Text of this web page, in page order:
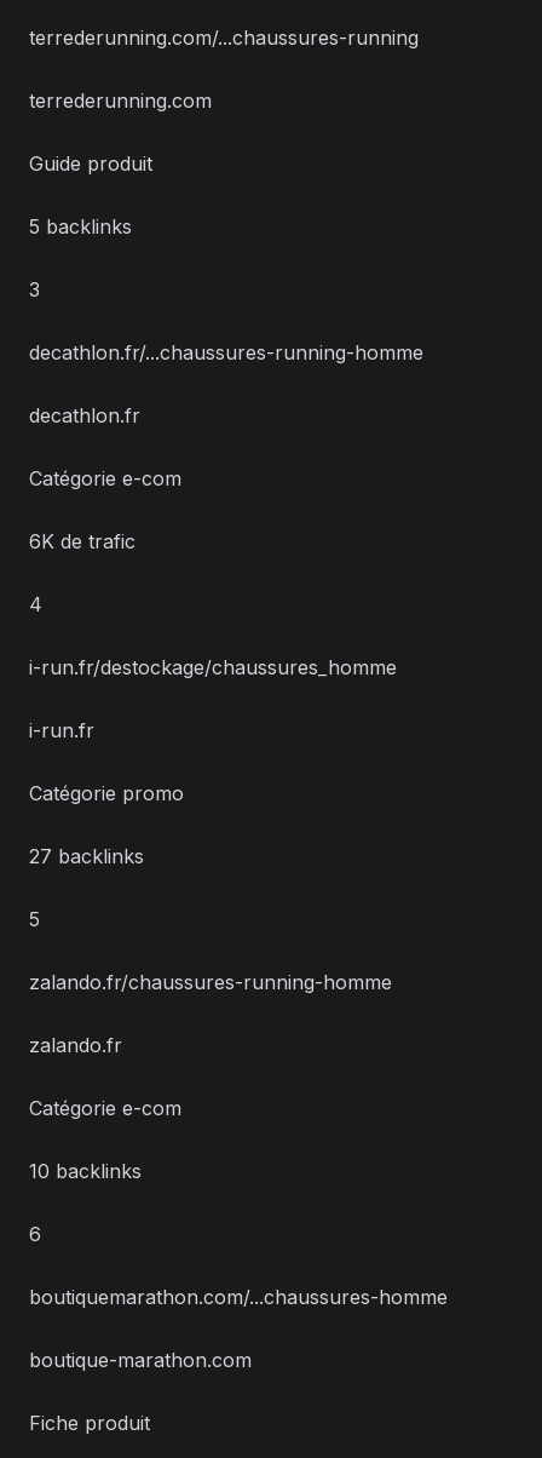
terrederunning.com/...chaussures-running
terrederunning.com
Guide produit
5 backlinks
3
decathlon.fr/...chaussures-running-homme
decathlon.fr
Catégorie e-com
6K de trafic
4
i-run.fr/destockage/chaussures_homme
i-run.fr
Catégorie promo
27 backlinks
5
zalando.fr/chaussures-running-homme
zalando.fr
Catégorie e-com
10 backlinks
6
boutiquemarathon.com/...chaussures-homme
boutique-marathon.com
Fiche produit